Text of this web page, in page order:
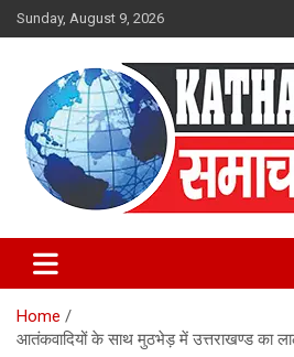
Skip
to
Sunday, August 9, 2026
Kathait
Uttarakhand
Uttarakhand
Home
आतंकवादियों के साथ मुठभेड़ में उत्तराखण्ड का